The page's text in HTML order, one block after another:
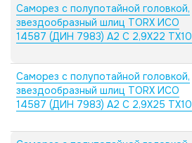
Саморез с полупотайной головкой,
звездообразный шлиц TORX ИСО
14587 (ДИН 7983) А2 C 2,9X22 TX10
Саморез с полупотайной головкой,
звездообразный шлиц TORX ИСО
14587 (ДИН 7983) А2 C 2,9X25 TX10